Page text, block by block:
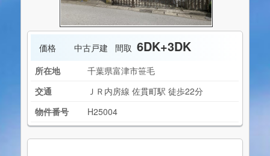
価格 中古戸建 間取 6DK+3DK
所在地
千葉県富津市笹毛
交通
ＪＲ内房線 佐貫町駅 徒歩22分
物件番号
H25004